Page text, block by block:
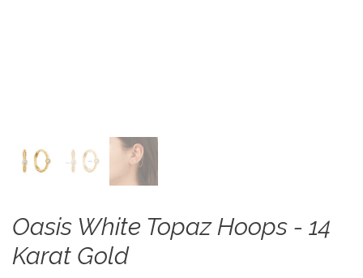
Oasis White Topaz Hoops - 14
Karat Gold